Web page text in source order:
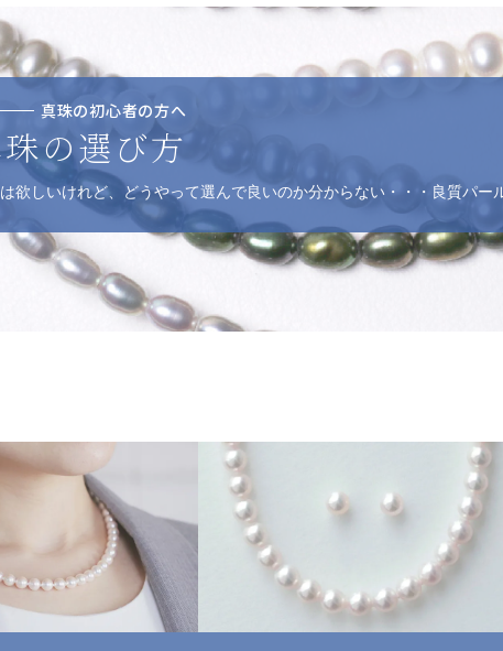
真珠の初心者の方へ
の選び方
欲しいけれど、どうやって選んで良いのか分からない・・・良質パー